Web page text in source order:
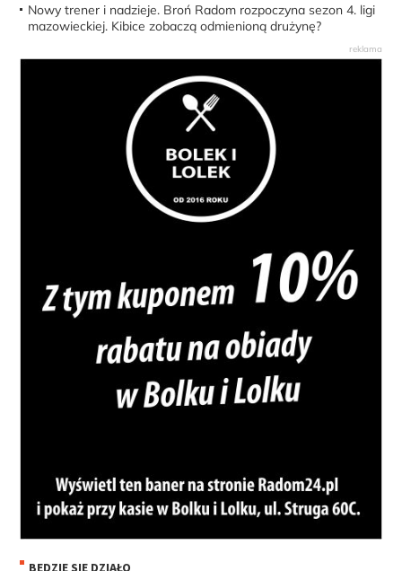
Nowy trener i nadzieje. Broń Radom rozpoczyna sezon 4. ligi
mazowieckiej. Kibice zobaczą odmienioną drużynę?
BĘDZIE SIĘ DZIAŁO